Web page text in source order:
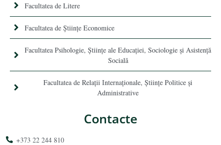
Facultatea de Litere
Facultatea de Științe Economice
Facultatea Psihologie, Ştiinţe ale Educaţiei, Sociologie și Asistență
Socială
Facultatea de Relaţii Internaţionale, Ştiinţe Politice şi
Administrative
Contacte
+373 22 244 810